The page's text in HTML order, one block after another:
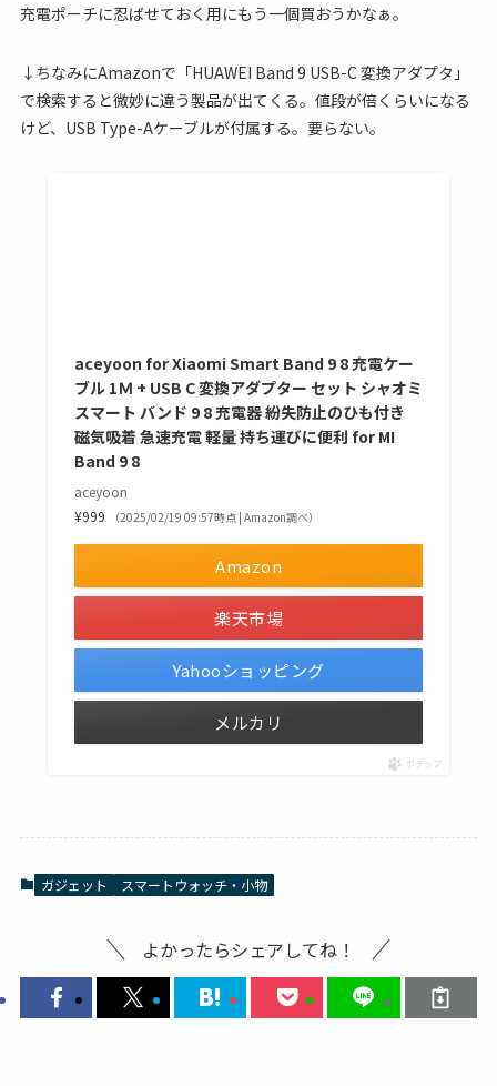
充電ポーチに忍ばせておく用にもう一個買おうかなぁ。
↓ちなみにAmazonで「HUAWEI Band 9 USB-C 変換アダプタ」
で検索すると微妙に違う製品が出てくる。値段が倍くらいになる
けど、USB Type-Aケーブルが付属する。要らない。
aceyoon for Xiaomi Smart Band 9 8 充電ケー
ブル 1Ｍ + USB C 変換アダプター セット シャオミ
スマート バンド 9 8 充電器 紛失防止のひも付き
磁気吸着 急速充電 軽量 持ち運びに便利 for MI
Band 9 8
aceyoon
¥999
（2025/02/19 09:57時点 | Amazon調べ）
Amazon
楽天市場
Yahooショッピング
メルカリ
ポチップ
ガジェット スマートウォッチ・小物
よかったらシェアしてね！